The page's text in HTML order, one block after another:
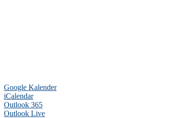
Google Kalender
iCalendar
Outlook 365
Outlook Live